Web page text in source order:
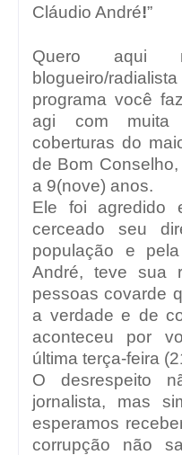
Cláudio André!”
Quero aqui
blogueiro/
programa você
agi com muita
coberturas do
de Bom
a 9(nove) anos.
Ele foi agredido
cerceado seu
população e
André, teve sua
pessoas covarde
a verdade e de
aconteceu por
última terça-feira
O desrespeito
jornalista, mas
esperamos
corrupção não